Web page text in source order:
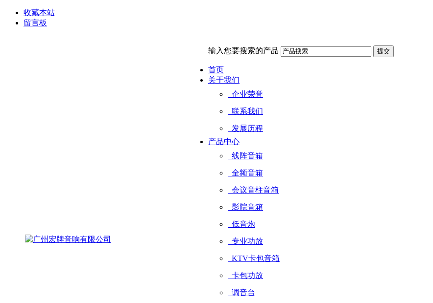
收藏本站
留言板
输入您要搜索的产品
首页
关于我们
企业荣誉
联系我们
发展历程
产品中心
线阵音箱
全频音箱
会议音柱音箱
影院音箱
低音炮
专业功放
KTV卡包音箱
卡包功放
调音台